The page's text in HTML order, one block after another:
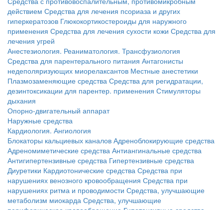
действием Средства для лечения псориаза и других
гиперкератозов Глюкокортикостероиды для наружного
применения Средства для лечения сухости кожи Средства для
лечения угрей
Анестезиология. Реаниматология. Трансфузиология
Средства для парентерального питания Антагонисты
недеполяризующих миорелаксантов Местные анестетики
Плазмозаменяющие средства Средства для регидратации,
дезинтоксикации для парентер. применения Стимуляторы
дыхания
Опорно-двигательный аппарат
Наружные средства
Кардиология. Ангиология
Блокаторы кальциевых каналов Адреноблокирующие средства
Адреномиметические средства Антиангинальные средства
Антигипертензивные средства Гипертензивные средства
Диуретики Кардиотонические средства Средства при
нарушениях венозного кровообращения Средства при
нарушениях ритма и проводимости Средства, улучшающие
метаболизм миокарда Средства, улучшающие